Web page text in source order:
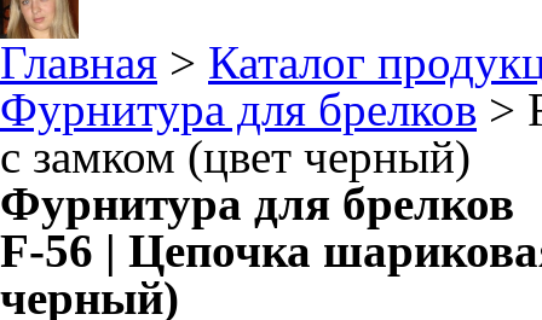
Главная > Каталог
Фурнитура для брелков >
с замком (цвет черный)
Фурнитура для брелков
F-56 | Цепочка
черный)